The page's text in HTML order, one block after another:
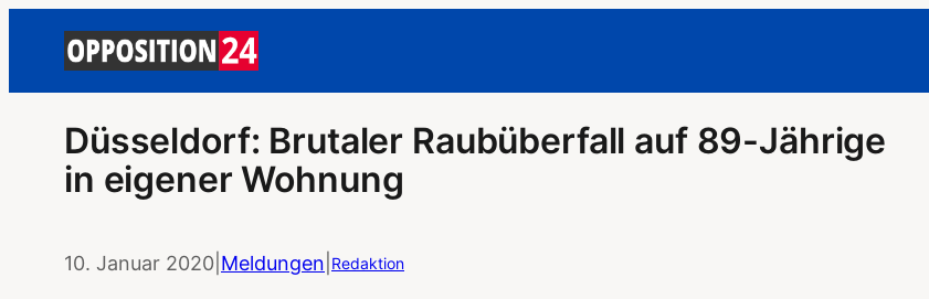
Düsseldorf: Brutaler Raubüberfall auf 89-Jährige
in eigener Wohnung
10. Januar 2020 Meldungen Redaktion